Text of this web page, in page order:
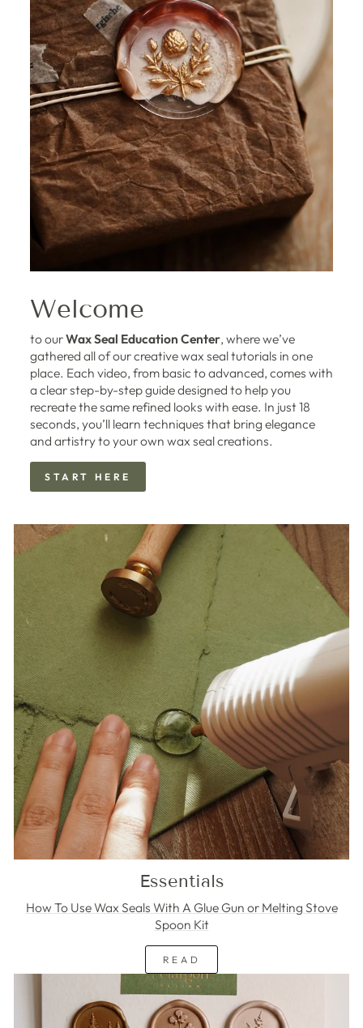
Welcome
to ourWax Seal Education Center, where we’ve
gathered all of our creative wax seal tutorials in one
place. Each video, from basic to advanced, comes with
a clear step-by-step guide designed to help you
recreate the same refined looks with ease. In just 18
seconds, you’ll learn techniques that bring elegance
and artistry to your own wax seal creations.
START HERE
Essentials
How To Use Wax Seals With A Glue Gun or Melting Stove
Spoon Kit
READ